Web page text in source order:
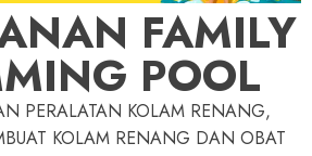
FAMILY
POOL
PERALATAN KOLAM RENANG,
KOLAM RENANG DAN OBAT